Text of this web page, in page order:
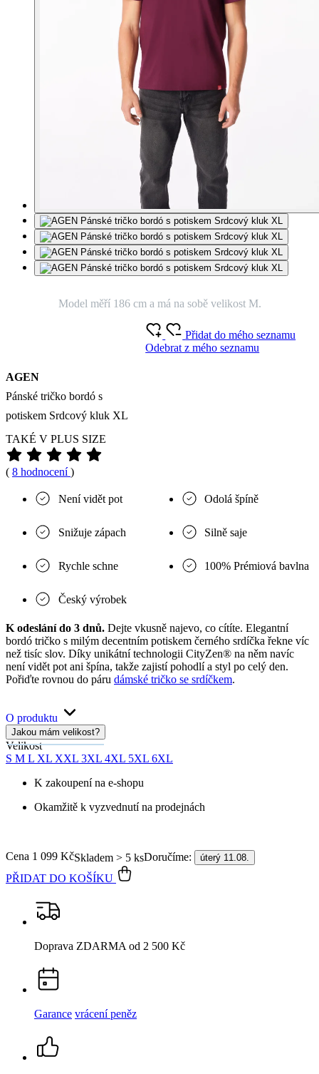
Model měří 186 cm a má na sobě velikost M.
AGEN
Pánské tričko bordó s
potiskem Srdcový kluk XL
Přidat do mého seznamu
Odebrat z mého seznamu
TAKÉ V PLUS SIZE
( 8 hodnocení)
Není vidět pot Odolá špíně
Snižuje zápach Silně saje
Rychle schne 100% Prémiová bavlna
Český výrobek
K odeslání do 3 dnů. Dejte vkusně najevo, co cítíte. Elegantní
bordó tričko s milým decentním potiskem černého srdíčka řekne víc
než tisíc slov. Díky unikátní technologii CityZen® na něm navíc
není vidět pot ani špína, takže zajistí pohodlí a styl po celý den.
Pořiďte rovnou do páru dámské tričko se srdíčkem.
O produktu
Jakou mám velikost?
Velikost
S M L XL XXL 3XL 4XL 5XL 6XL
K zakoupení na e-shopu
Okamžitě k vyzvednutí na prodejnách
Skladem > 5 ksDoručíme: úterý 11.08.
Cena 1 099 Kč
PŘIDAT DO KOŠÍKU
Doprava ZDARMA od 2 500 Kč
Garance vrácení peněz